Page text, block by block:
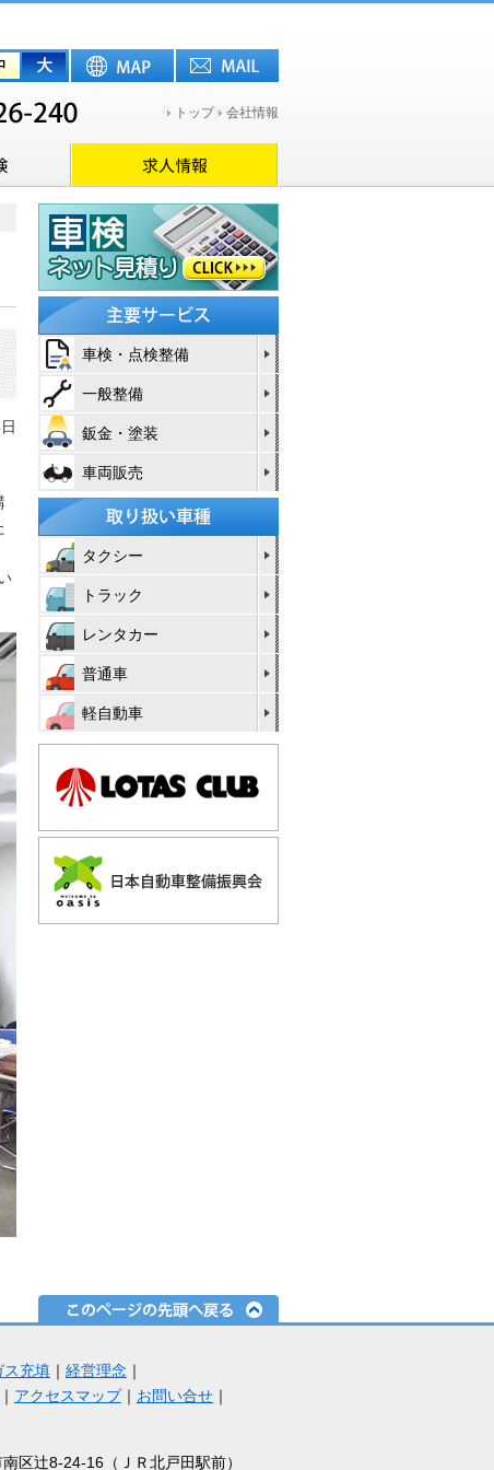
トップ 会社情報
車検・点検整備
一般整備
鈑金・塗装
車両販売
タクシー
トラック
レンタカー
普通車
軽自動車
ス充填 ｜ 経営理念 ｜
｜ アクセスマップ｜ お問い合せ ｜
区辻8-24-16（ＪＲ北戸田駅前）